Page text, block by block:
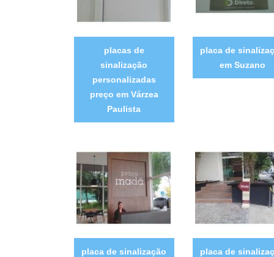
placas de
sinalização
personalizadas
preço em Várzea
Paulista
placa de
em Suzano
placa de sinalização
placa de